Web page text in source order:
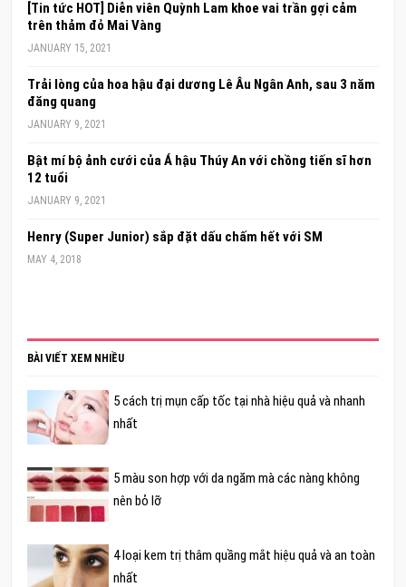
[Tin tức HOT] Diễn viên Quỳnh Lam khoe vai trần gợi cảm
trên thảm đỏ Mai Vàng
JANUARY 15, 2021
Trải lòng của hoa hậu đại dương Lê Âu Ngân Anh, sau 3 năm
đăng quang
JANUARY 9, 2021
Bật mí bộ ảnh cưới của Á hậu Thúy An với chồng tiến sĩ hơn
12 tuổi
JANUARY 9, 2021
Henry (Super Junior) sắp đặt dấu chấm hết với SM
MAY 4, 2018
BÀI VIẾT XEM NHIỀU
5 cách trị mụn cấp tốc tại nhà hiệu quả và nhanh
nhất
5 màu son hợp với da ngăm mà các nàng không
nên bỏ lỡ
4 loại kem trị thâm quầng mắt hiệu quả và an toàn
nhất